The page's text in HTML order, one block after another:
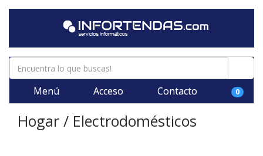
Menú Acceso Contacto 0
Hogar / Electrodomésticos